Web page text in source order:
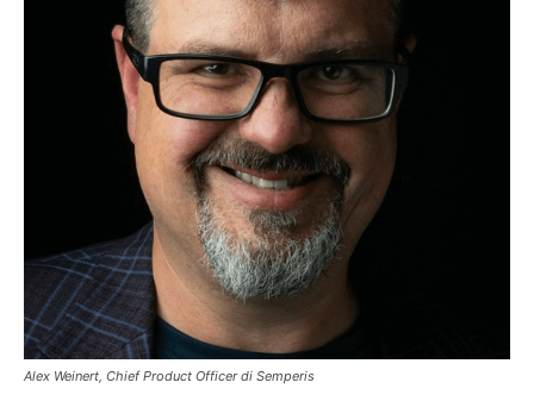
Alex Weinert, Chief Product Officer di Semperis